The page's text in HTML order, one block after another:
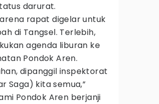
darurat.
rapat digelar untuk
di Tangsel. Terlebih,
agenda liburan ke
Pondok Aren.
dipanggil inspektorat
Saga) kita semua,”
Pondok Aren berjanji